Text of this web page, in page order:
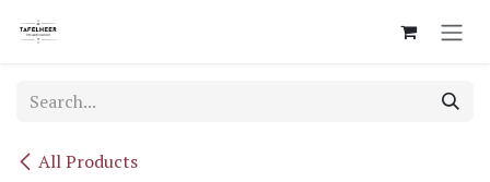
All Products